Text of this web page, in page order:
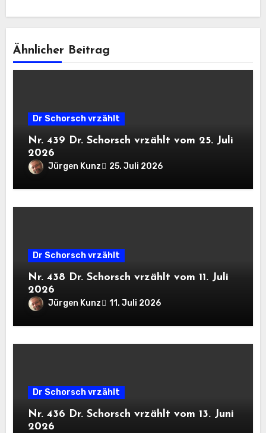
Ähnlicher Beitrag
Dr Schorsch vrzählt
Nr. 439 Dr. Schorsch vrzählt vom 25. Juli
2026
Jürgen Kunz 25. Juli 2026
Dr Schorsch vrzählt
Nr. 438 Dr. Schorsch vrzählt vom 11. Juli
2026
Jürgen Kunz 11. Juli 2026
Dr Schorsch vrzählt
Nr. 436 Dr. Schorsch vrzählt vom 13. Juni
2026